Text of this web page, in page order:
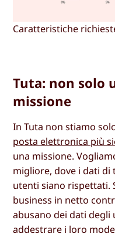
Caratteristiche
Tuta: non solo
missione
In Tuta non stiamo
posta elettronica più
una missione.
migliore, dove i dati
utenti siano rispettati.
business in netto
abusano dei dati degli
addestrare i loro